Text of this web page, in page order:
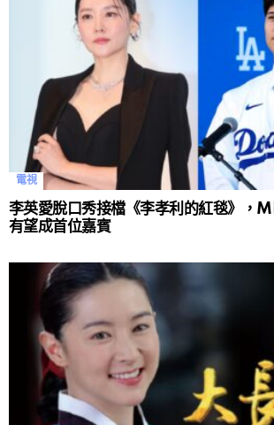
電視
李英愛脫口秀接檔《李孝利的紅毯》，
有望成首位嘉賓